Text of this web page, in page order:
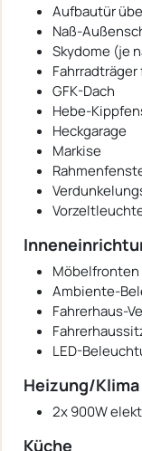
Aufbautür
Naß-
Skydome (je
Fahrradträger
GFK-Dach
Hebe-
Heckgarage
Markise
Möbelfronten
Ambiente-
Fahrerhaus-
LED-
Heizung/Klima
2x 900W
Küche